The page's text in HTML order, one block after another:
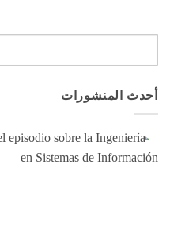
أحدث المنشورات